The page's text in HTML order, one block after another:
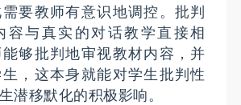
要教师有意识地调控。批判
容与真实的对话教学直接相
够批判地审视教材内容，并
，这本身就能对学生批判性
潜移默化的积极影响。